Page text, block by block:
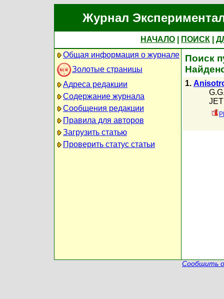
Журнал
НАЧАЛО ПОИСК
Общая информация о журнале
Золотые страницы
Адреса редакции
Содержание журнала
Сообщения редакции
Правила для авторов
Загрузить статью
Проверить статус статьи
Поиск
1.
Сообщить о